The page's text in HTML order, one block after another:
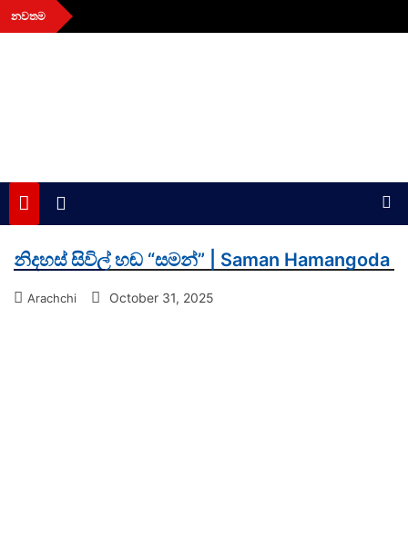
Skip
to
නවතම
aithiya
Human Rights News
නිදහස් සිවිල් හඬ “සමන්” | Saman Hamangoda
Arachchi October 31, 2025